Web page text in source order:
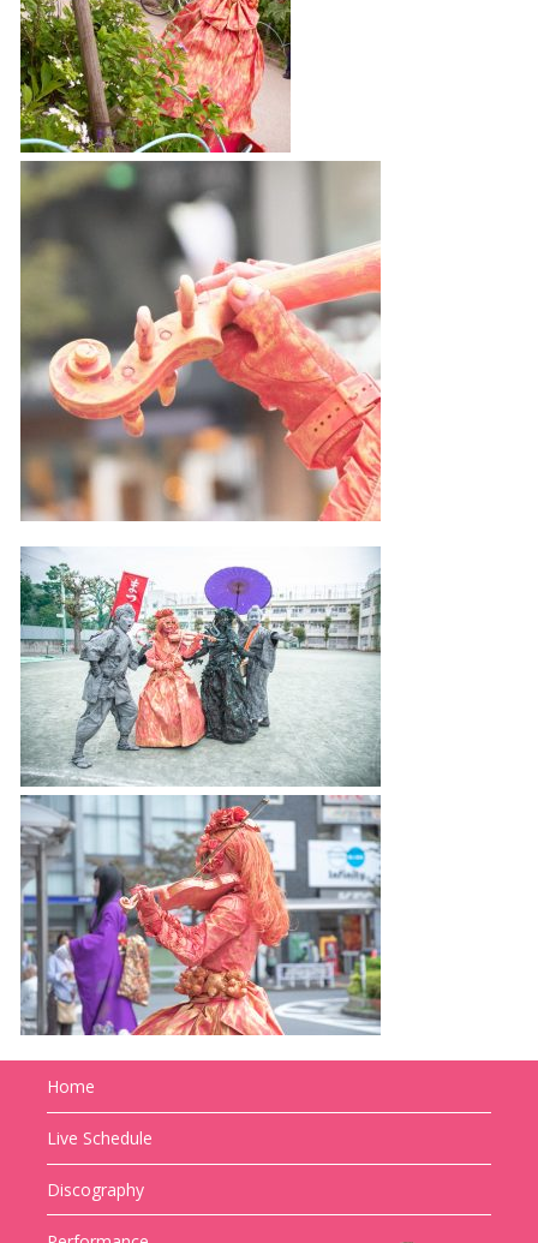
Home
Live Schedule
Discography